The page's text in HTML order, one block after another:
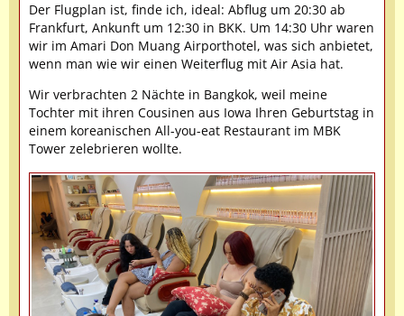
Der Flugplan ist, finde ich, ideal: Abflug um 20:30 ab
Frankfurt, Ankunft um 12:30 in BKK. Um 14:30 Uhr waren
wir im Amari Don Muang Airporthotel, was sich anbietet,
wenn man wie wir einen Weiterflug mit Air Asia hat.
Wir verbrachten 2 Nächte in Bangkok, weil meine
Tochter mit ihren Cousinen aus Iowa Ihren Geburtstag in
einem koreanischen All-you-eat Restaurant im MBK
Tower zelebrieren wollte.